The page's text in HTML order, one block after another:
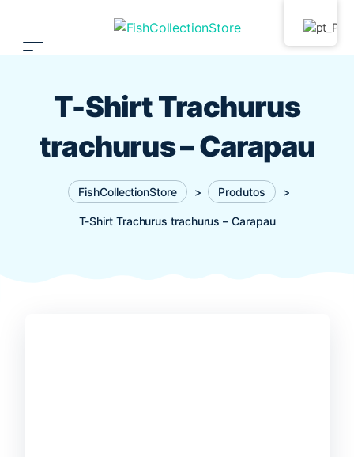
T-Shirt Trachurus
trachurus – Carapau
FishCollectionStore > Produtos >
T-Shirt Trachurus trachurus – Carapau